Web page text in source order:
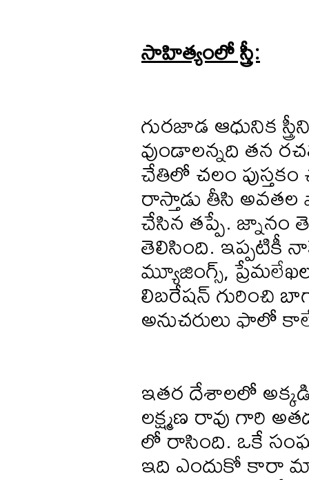
సాహిత్యంలో స్త్రీ:
గురజాడ ఆధునిక
వుండాలన్నది తన
చేతిలో చలం
రాస్తాడు తీసి అవతల
చేసిన తప్పే.
తెలిసింది. ఇప్పటికీ
మ్యూజింగ్స్,
లిబరేషన్ గురించి
అనుచరులు ఫాలో
ఇతర దేశాలలో అక్కడి
లక్ష్మణ రావు గారి
లో రాసింది. ఒకే
ఇది ఎందుకో కారా